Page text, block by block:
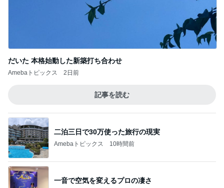
だいた 本格始動した新築打ち合わせ
Amebaトピックス 2日前
記事を読む
二泊三日で30万使った旅行の現実
Amebaトピックス 10時間前
一音で空気を変えるプロの凄さ